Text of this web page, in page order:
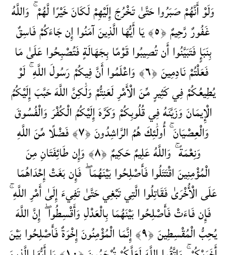
وَلَوْ أَنَّهُمْ صَبَرُوا حَتَّىٰ تَخْرُجَ إِلَيْهِمْ لَكَانَ خَيْرًا لَّهُمْ ۚ وَاللَّهُ
غَفُورٌ رَّحِيمٌ ‎﴿٥﴾‏ يَا أَيُّهَا الَّذِينَ آمَنُوا إِن جَاءَكُمْ فَاسِقٌ
بِنَبَإٍ فَتَبَيَّنُوا أَن تُصِيبُوا قَوْمًا بِجَهَالَةٍ فَتُصْبِحُوا عَلَىٰ مَا
فَعَلْتُمْ نَادِمِينَ ‎﴿٦﴾‏ وَاعْلَمُوا أَنَّ فِيكُمْ رَسُولَ اللَّهِ ۚ لَوْ
يُطِيعُكُمْ فِي كَثِيرٍ مِّنَ الْأَمْرِ لَعَنِتُّمْ وَلَٰكِنَّ اللَّهَ حَبَّبَ إِلَيْكُمُ
الْإِيمَانَ وَزَيَّنَهُ فِي قُلُوبِكُمْ وَكَرَّهَ إِلَيْكُمُ الْكُفْرَ وَالْفُسُوقَ
وَالْعِصْيَانَ ۚ أُولَٰئِكَ هُمُ الرَّاشِدُونَ ‎﴿٧﴾‏ فَضْلًا مِّنَ اللَّهِ
وَنِعْمَةً ۚ وَاللَّهُ عَلِيمٌ حَكِيمٌ ‎﴿٨﴾‏ وَإِن طَائِفَتَانِ مِنَ
الْمُؤْمِنِينَ اقْتَتَلُوا فَأَصْلِحُوا بَيْنَهُمَا ۖ فَإِن بَغَتْ إِحْدَاهُمَا
عَلَى الْأُخْرَىٰ فَقَاتِلُوا الَّتِي تَبْغِي حَتَّىٰ تَفِيءَ إِلَىٰ أَمْرِ اللَّهِ ۚ
فَإِن فَاءَتْ فَأَصْلِحُوا بَيْنَهُمَا بِالْعَدْلِ وَأَقْسِطُوا ۖ إِنَّ اللَّهَ
يُحِبُّ الْمُقْسِطِينَ ‎﴿٩﴾‏ إِنَّمَا الْمُؤْمِنُونَ إِخْوَةٌ فَأَصْلِحُوا بَيْنَ